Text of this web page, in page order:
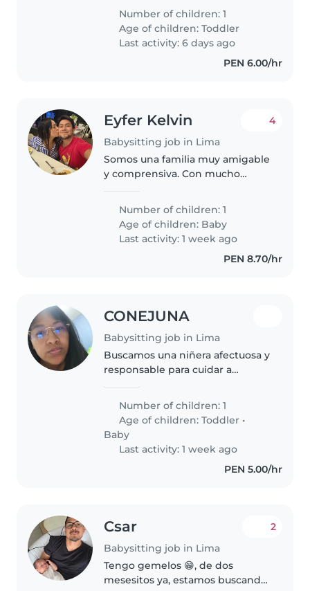
cariñosa. Ideal que le guste
interactuar con niños y realizar
tareas sencillas del hogar.
¡Contáctanos..
Number of children: 1
Age of children:Toddler
Last activity: 6 days ago
PEN 6.00/hr
Eyfer Kelvin
Babysitting job in Lima
4
Somos una familia muy amigable
y comprensiva. Con mucho
Number of children: 1
Age of children: Baby
Last activity: 1 week ago
PEN 8.70/hr
CONEJUNA
Babysitting job in Lima
Buscamos una niñera afectuosa y
responsable para cuidar a
inagotable y su hermanita.
Necesitamos alguien cómodo/a
cocinando y ayudando con la
tarea en nuestro..
Number of children: 1
Age of children:Toddler •
Baby
Last activity: 1 week ago
PEN 5.00/hr
Csar
Babysitting job in Lima
2
Tengo gemelos 😁, de dos
mesesitos ya, estamos buscando